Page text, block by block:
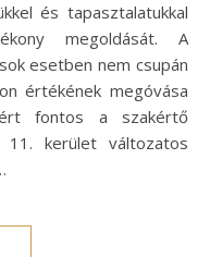
és tapasztalatukkal
megoldását. A
esetben nem csupán
értékének megóvása
fontos a szakértő
kerület változatos